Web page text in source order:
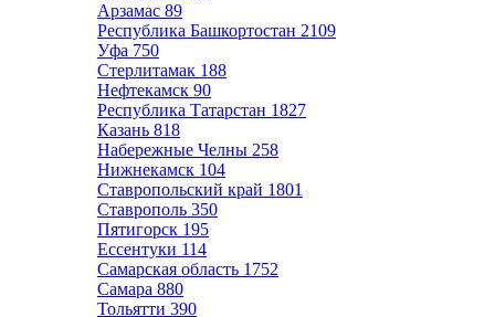
Арзамас 89
Республика Башкортостан 2109
Уфа 750
Стерлитамак 188
Нефтекамск 90
Республика Татарстан 1827
Казань 818
Набережные Челны 258
Нижнекамск 104
Ставропольский край 1801
Ставрополь 350
Пятигорск 195
Ессентуки 114
Самарская область 1752
Самара 880
Тольятти 390